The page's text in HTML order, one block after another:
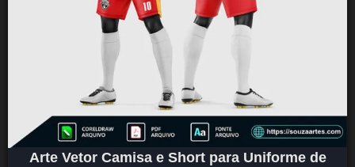
Arte Vetor Camisa e Short para Uniforme de